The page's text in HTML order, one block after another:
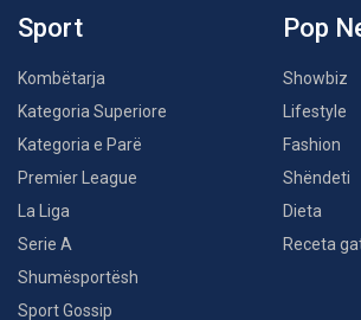
Sport
Kombëtarja
Kategoria Superiore
Kategoria e Parë
Premier League
La Liga
Serie A
Shumësportësh
Sport Gossip
Pop
Showbiz
Lifestyle
Fashion
Shëndeti
Dieta
Receta